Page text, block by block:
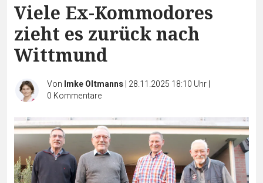
Viele Ex-Kommodores
zieht es zurück nach
Wittmund
Von Imke Oltmanns| 28.11.2025 18:10 Uhr|
0 Kommentare